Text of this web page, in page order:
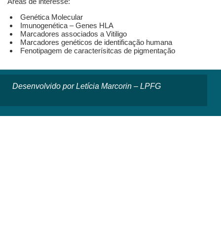
Genética Molecular
Imunogenética – Genes HLA
Marcadores associados a Vitiligo
Marcadores genéticos de identificação humana
Fenotipagem de caracterísitcas de pigmentação
Desenvolvido por Letícia Marcorin – LPFG